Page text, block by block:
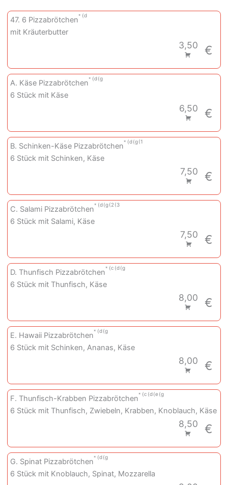
47. 6 Pizzabrötchen
d
mit Kräuterbutter
3,50 €
A. Käse Pizzabrötchen
d g
6 Stück mit Käse
6,50 €
B. Schinken-Käse Pizzabrötchen
d g 1
6 Stück mit Schinken, Käse
7,50 €
C. Salami Pizzabrötchen
d g 2 3
6 Stück mit Salami, Käse
7,50 €
D. Thunfisch Pizzabrötchen
c d g
6 Stück mit Thunfisch, Käse
8,00 €
E. Hawaii Pizzabrötchen
d g
6 Stück mit Schinken, Ananas, Käse
8,00 €
F. Thunfisch-Krabben Pizzabrötchen
c d e g
6 Stück mit Thunfisch, Zwiebeln, Krabben, Knoblauch, Käse
8,50 €
G. Spinat Pizzabrötchen
d g
6 Stück mit Knoblauch, Spinat, Mozzarella